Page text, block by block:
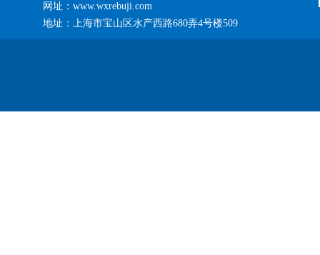
网址：www.wxrebuji.com
地址：上海市宝山区水产西路680弄4号楼509